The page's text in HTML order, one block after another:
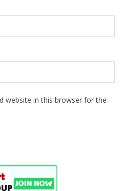
website in this browser for the